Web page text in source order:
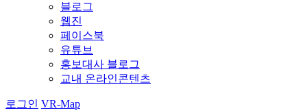
블로그
웹진
페이스북
유튜브
홍보대사 블로그
교내 온라인콘텐츠
로그인 VR-Map